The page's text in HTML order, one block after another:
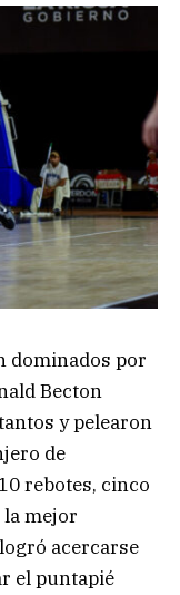
dominados por
Becton
y pelearon
de
rebotes, cinco
la mejor
acercarse
el puntapié